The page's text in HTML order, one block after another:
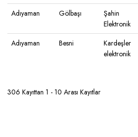
Adıyaman
Gölbaşı
Şahin
Elektronik
Adıyaman
Besni
Kardeşler
elektronik
306 Kayıttan 1 - 10 Arası Kayıtlar